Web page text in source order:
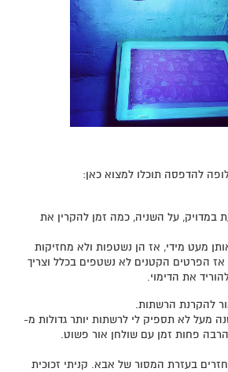
להדפסה תוכלו למצוא כאן:
במדויק, על השניה, כמה זמן להקרין את
מעט מידי, אז הן נשטפות ולא מחזיקות
אז הפרטים הקטנים לא נשטפים בכלל וצריך
את הדימוי.
מעל לא תספיק לי לרשתות יותר גדולות מ-
בעזרת המסור של אבא. קניתי זכוכית